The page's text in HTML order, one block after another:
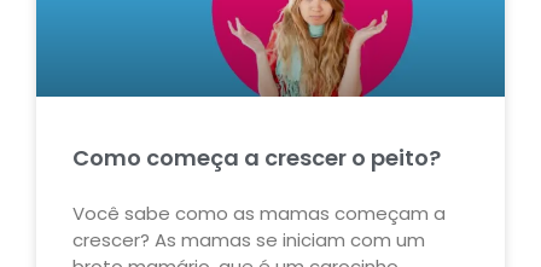
Como começa a crescer o peito?
Você sabe como as mamas começam a
crescer? As mamas se iniciam com um